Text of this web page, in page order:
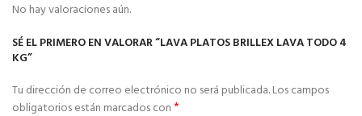
No hay valoraciones aún.
SÉ EL PRIMERO EN VALORAR “LAVA PLATOS BRILLEX LAVA TODO 4
KG”
Tu dirección de correo electrónico no será publicada.Los campos
obligatorios están marcados con*